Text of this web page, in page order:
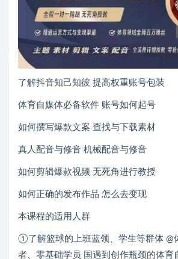
了解抖音知己知彼 提高权重账号包装
体育自媒体必备软件 账号如何起号
如何撰写爆款文案 查找与下载素材
真人配音与修音 机械配音与修音
如何剪辑爆款视频 无死角进行教授
如何正确的发布作品 怎么去变现
本课程的适用人群
①了解篮球的上班蓝领、学生等群体 @
者、零基础学员 国遇到创作瓶颈的体育